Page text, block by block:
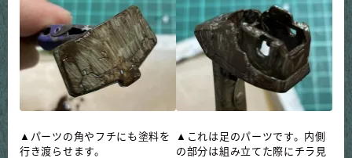
▲パーツの角やフチにも塗料を
行き渡らせます。
▲これは足のパーツです。内側
の部分は組み立てた際にチラ見